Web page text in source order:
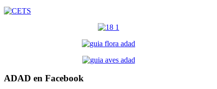
ADAD en Facebook